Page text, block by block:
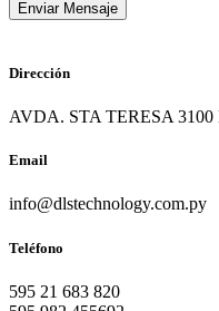
Dirección
AVDA. STA TERESA
Email
info@dlstechnology.com.py
Teléfono
595 21 683 820